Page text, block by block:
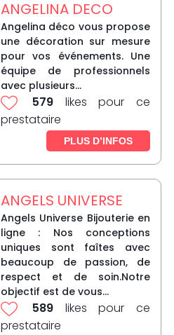
ANGELINA DECO
Angelina déco vous propose
une décoration sur mesure
pour vos événements. Une
équipe de professionnels
avec plusieurs...
579 likes pour ce
prestataire
PLUS D’INFOS
ANGELS UNIVERSE
Angels Universe Bijouterie en
ligne : Nos conceptions
uniques sont faîtes avec
beaucoup de passion, de
respect et de soin.Notre
objectif est de vous...
589 likes pour ce
prestataire